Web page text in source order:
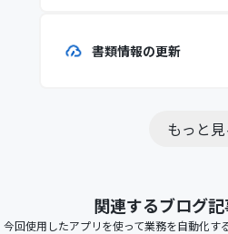
書類情報の更新
もっと見
関連するブログ
今回使用したアプリを使って業務を自動化す